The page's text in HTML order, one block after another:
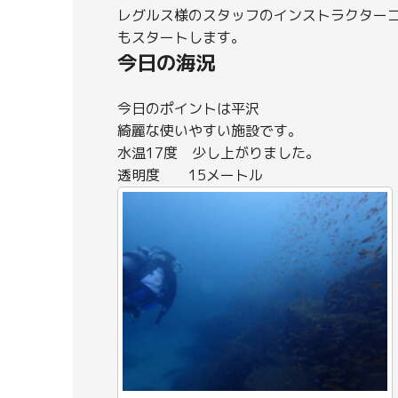
レグルス様のスタッフのインストラクター
もスタートします。
今日の海況
今日のポイントは平沢
綺麗な使いやすい施設です。
水温17度 少し上がりました。
透明度 15メートル